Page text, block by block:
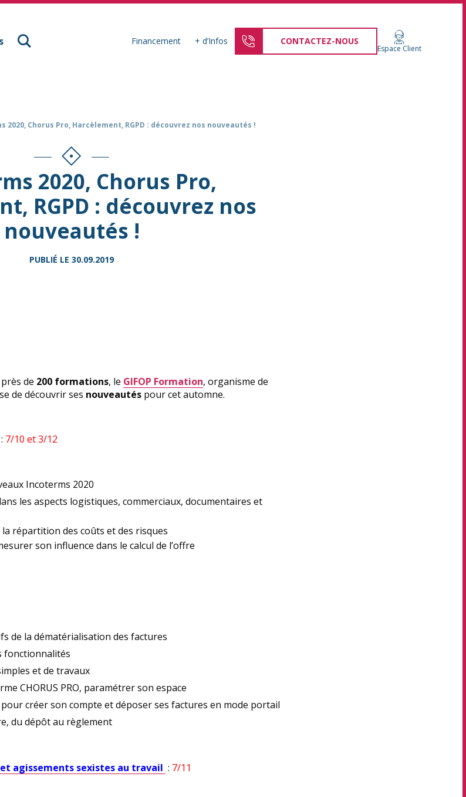
Financement + d’Infos CONTACTEZ-NOUS
Espace Client
2020, Chorus Pro, Harcèlement, RGPD : découvrez nos nouveautés !
2020, Chorus Pro,
RGPD : découvrez nos
nouveautés !
PUBLIÉ LE 30.09.2019
de 200 formations, le GIFOP Formation, organisme de
de découvrir ses nouveautés pour cet automne.
: 7/10 et 3/12
Incoterms 2020
les aspects logistiques, commerciaux, documentaires et
répartition des coûts et des risques
son influence dans le calcul de l’offre
de la dématérialisation des factures
fonctionnalités
et de travaux
CHORUS PRO, paramétrer son espace
créer son compte et déposer ses factures en mode portail
du dépôt au règlement
agissements sexistes au travail : 7/11